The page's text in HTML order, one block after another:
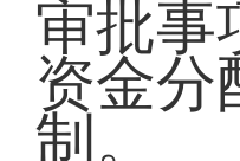
审批事
资金分
制。